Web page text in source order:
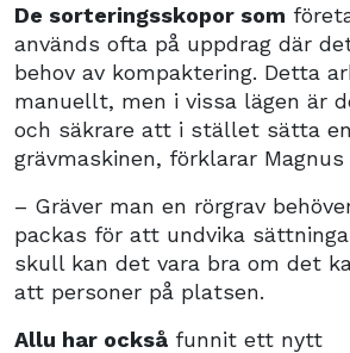
De sorteringsskopor som
används ofta på uppdrag där
behov av kompaktering. Detta
manuellt, men i vissa lägen är
och säkrare att i stället sätta
grävmaskinen, förklarar Magnus
– Gräver man en rörgrav
packas för att undvika
skull kan det vara bra om det
att personer på platsen.
Allu har också funnit ett nytt